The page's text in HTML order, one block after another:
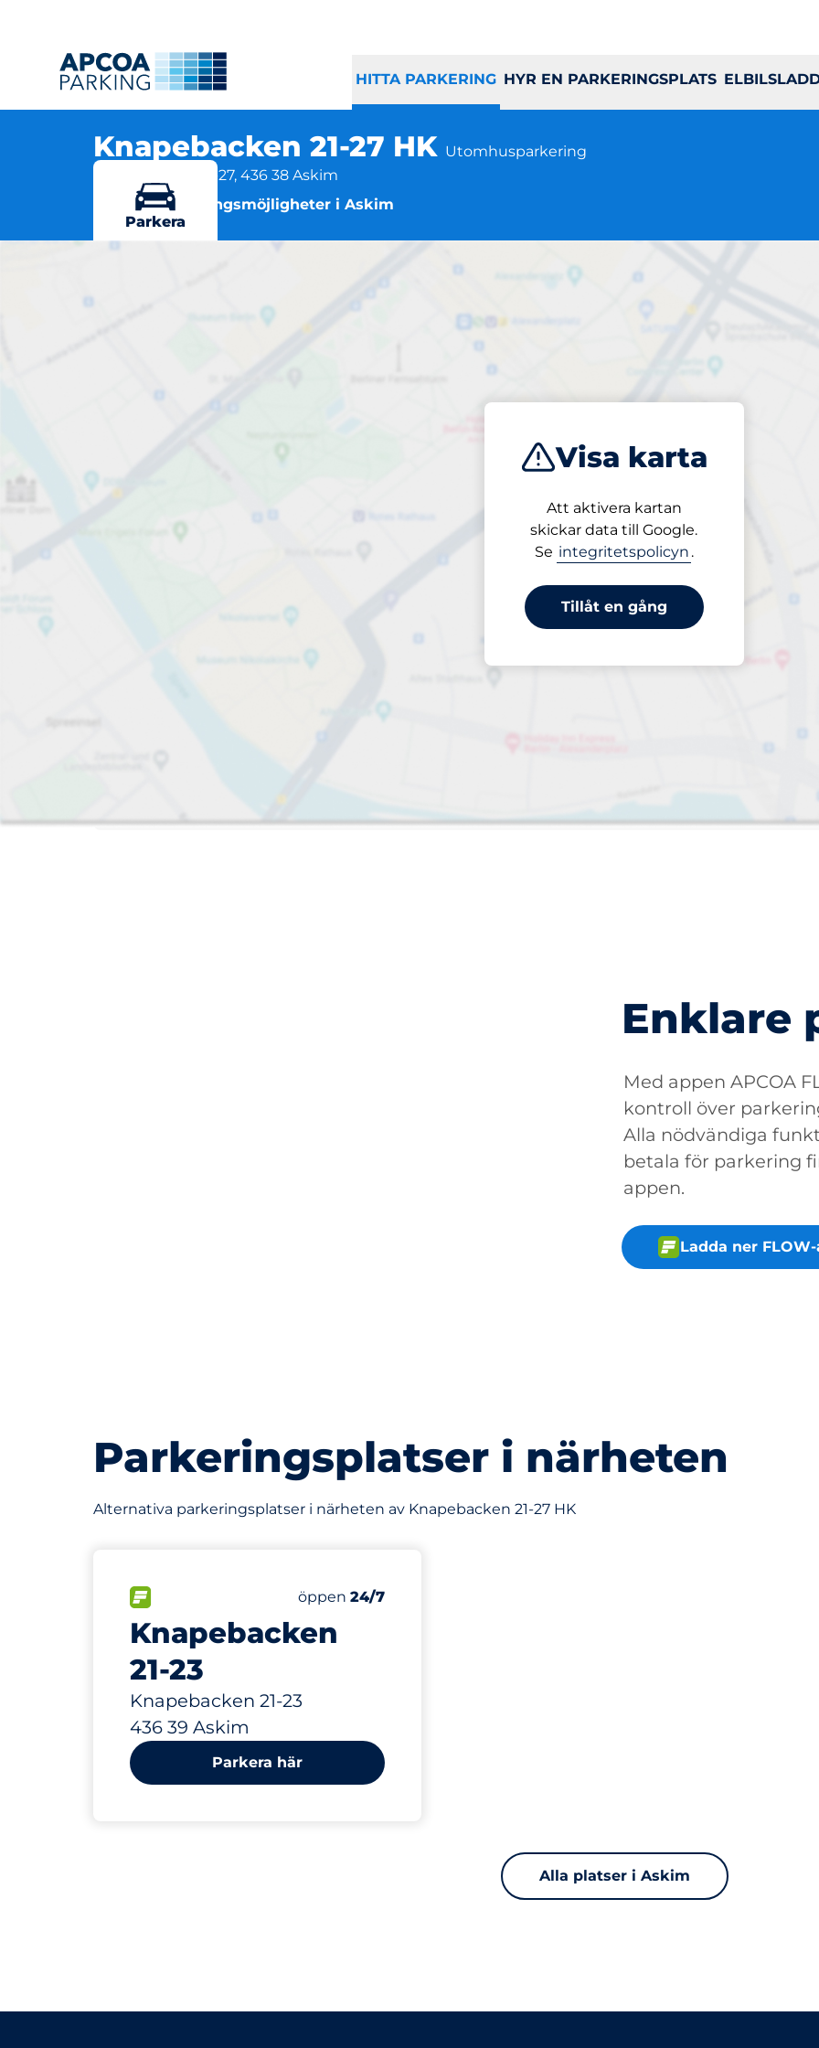
HITTA PARKERING HYR EN PARKERINGSPLATS
Knapebacken 21-27 HK Utomhusparkering
Knapebacken 21-27, 436 38 Askim
Flera parkeringsmöjligheter i Askim
Visa karta
Att aktivera kartan
skickar data till Google.
Se integritetspolicyn .
Tillåt en gång
Parkera
Knapebacken 21-27 HK
Öppet nu
Från 5,00 kr
Priser och betalning
Enklare
Med appen APCOA
kontroll över
Alla nödvändiga
betala för parkering
appen.
Ladda ner
Parkeringsplatser i närheten
Alternativa parkeringsplatser i närheten av Knapebacken 21-27 HK
Knapebacken
21-23
Knapebacken 21-23
436 39 Askim
Antal parkeringsplatser:
Totalt antal platser
Electric Car Charging Spaces
Fredag
öppen 24/7
118 m
Parkera här
Alla platser i Askim